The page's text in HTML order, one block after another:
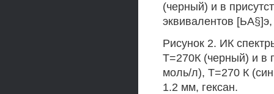
(черный) и в
эквивалентов
Рисунок 2. ИК
Т=270К (черный) и в
моль/л), Т=270 К
1.2 мм, гексан.